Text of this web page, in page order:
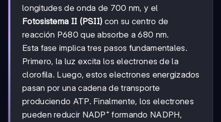
longitudes de onda de 700 nm, y el
Fotosistema II (PSII) con su centro de
reacción P680 que absorbe a 680 nm.
Esta fase implica tres pasos fundamentales.
Primero, la luz excita los electrones de la
clorofila. Luego, estos electrones energizados
pasan por una cadena de transporte
produciendo ATP. Finalmente, los electrones
pueden reducir NADP⁺ formando NADPH,